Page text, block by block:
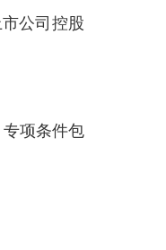
公司控股
项条件包